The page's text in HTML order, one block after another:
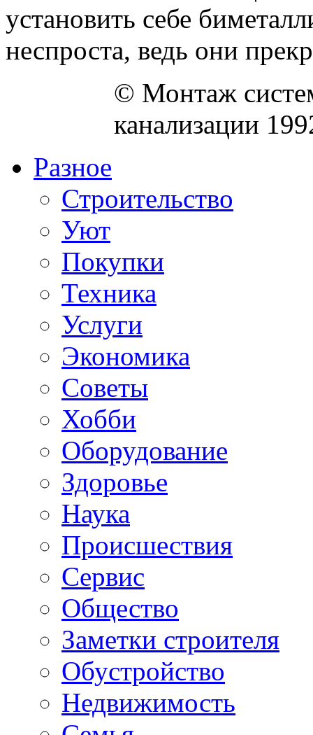
установить себе
неспроста, ведь они
© Монтаж
канализации
Разное
Строительство
Уют
Покупки
Техника
Услуги
Экономика
Советы
Хобби
Oборудование
Здоровье
Наука
Происшествия
Сервис
Общество
Заметки строителя
Обустройство
Недвижимость